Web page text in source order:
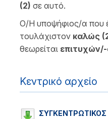
(2) σε αυτό.
Ο/Η υποψήφιος/α που
τουλάχιστον καλώς
θεωρείται
Κεντρικό αρχείο